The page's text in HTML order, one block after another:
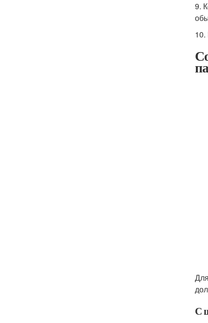
9.
10.
С